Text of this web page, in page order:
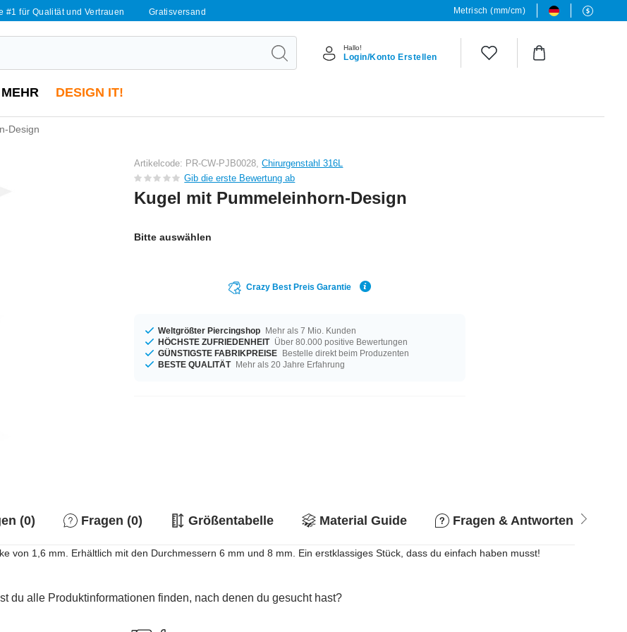
#1 für Qualität und Vertrauen Gratisversand Metrisch (mm/cm)
Hallo!
Login/Konto Erstellen
MEHR DESIGN IT!
Design
Artikelcode: PR-CW-PJB0028,Chirurgenstahl 316L
Gib die erste Bewertung ab
Kugel mit Pummeleinhorn-Design
Bitte auswählen
Crazy Best Preis Garantie
Weltgrößter Piercingshop Mehr als 7 Mio. Kunden
HÖCHSTE ZUFRIEDENHEIT Über 80.000 positive Bewertungen
GÜNSTIGSTE FABRIKPREISE Bestelle direkt beim Produzenten
BESTE QUALITÄT Mehr als 20 Jahre Erfahrung
(0) Fragen (0) Größentabelle Material Guide Fragen & Antworten
von 1,6 mm. Erhältlich mit den Durchmessern 6 mm und 8 mm. Ein erstklassiges Stück, dass du einfach haben musst!
du alle Produktinformationen finden, nach denen du gesucht hast?